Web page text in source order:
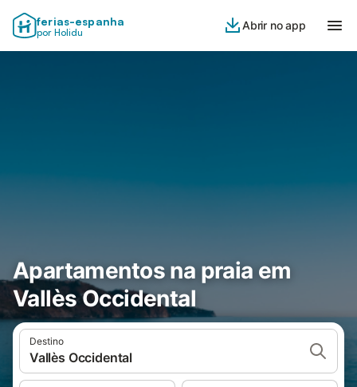
ferias-espanha
por Holidu
Abrir no app
Apartamentos na praia em
Vallès Occidental
Destino
Vallès Occidental